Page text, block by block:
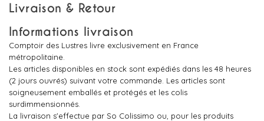
Livraison & Retour
Informations livraison
Comptoir des Lustres livre exclusivement en France
métropolitaine.
Les articles disponibles en stock sont expédiés dans les 48 heures
(2 jours ouvrés) suivant votre commande. Les articles sont
soigneusement emballés et protégés et les colis
surdimmensionnés.
La livraison s'effectue par So Colissimo ou, pour les produits